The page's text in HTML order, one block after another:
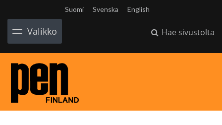
Suomi Svenska English
Valikko Hae sivustolta